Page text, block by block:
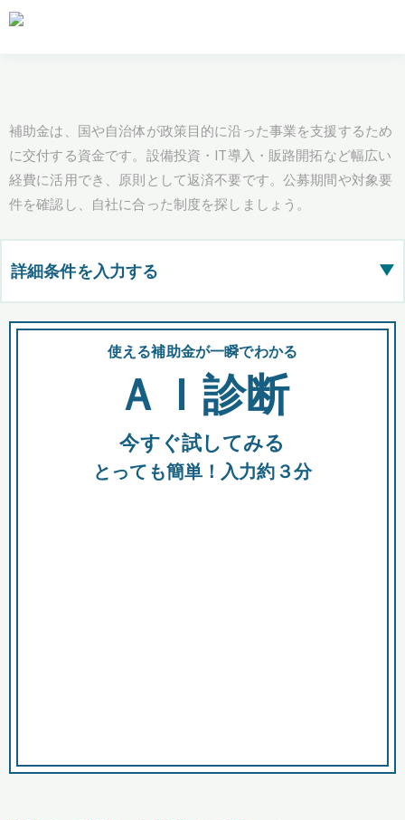
補助金は、国や自治体が政策目的に沿った事業を支援するため
に交付する資金です。設備投資・IT導入・販路開拓など幅広い
経費に活用でき、原則として返済不要です。公募期間や対象要
件を確認し、自社に合った制度を探しましょう。
詳細条件を入力する ▶
都道府県
全国の検索結果を含めて表示
助成金 融資 出資
使える補助金が一瞬でわかる
ＡＩ診断
今すぐ試してみる
とっても簡単！入力約３分